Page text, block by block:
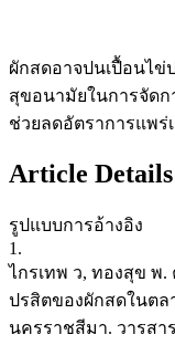
ผักสดอาจปนเปื้อนไ
สุขอนามัยในการจัดก
ช่วยลดอัตราการแพ
Article Details
รูปแบบการอ้างอิง
1.
ไกรเทพ ว, ทองสุข พ
ปรสิตของผักสดในตล
นครราชสีมา. วารสา